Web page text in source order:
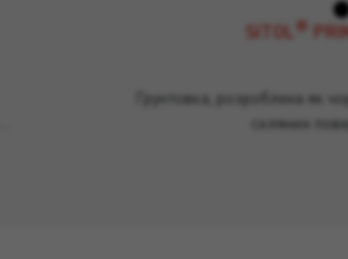
SITOL ®
Грунтовка, розроблена як
скляних